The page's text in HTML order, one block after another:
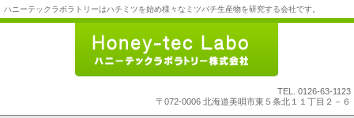
ハニーテックラボラトリーはハチミツを始め様々なミツバチ生産物を研究する会社です。
TEL. 0126-63-1123
〒072-0006 北海道美唄市東５条北１１丁目２－６